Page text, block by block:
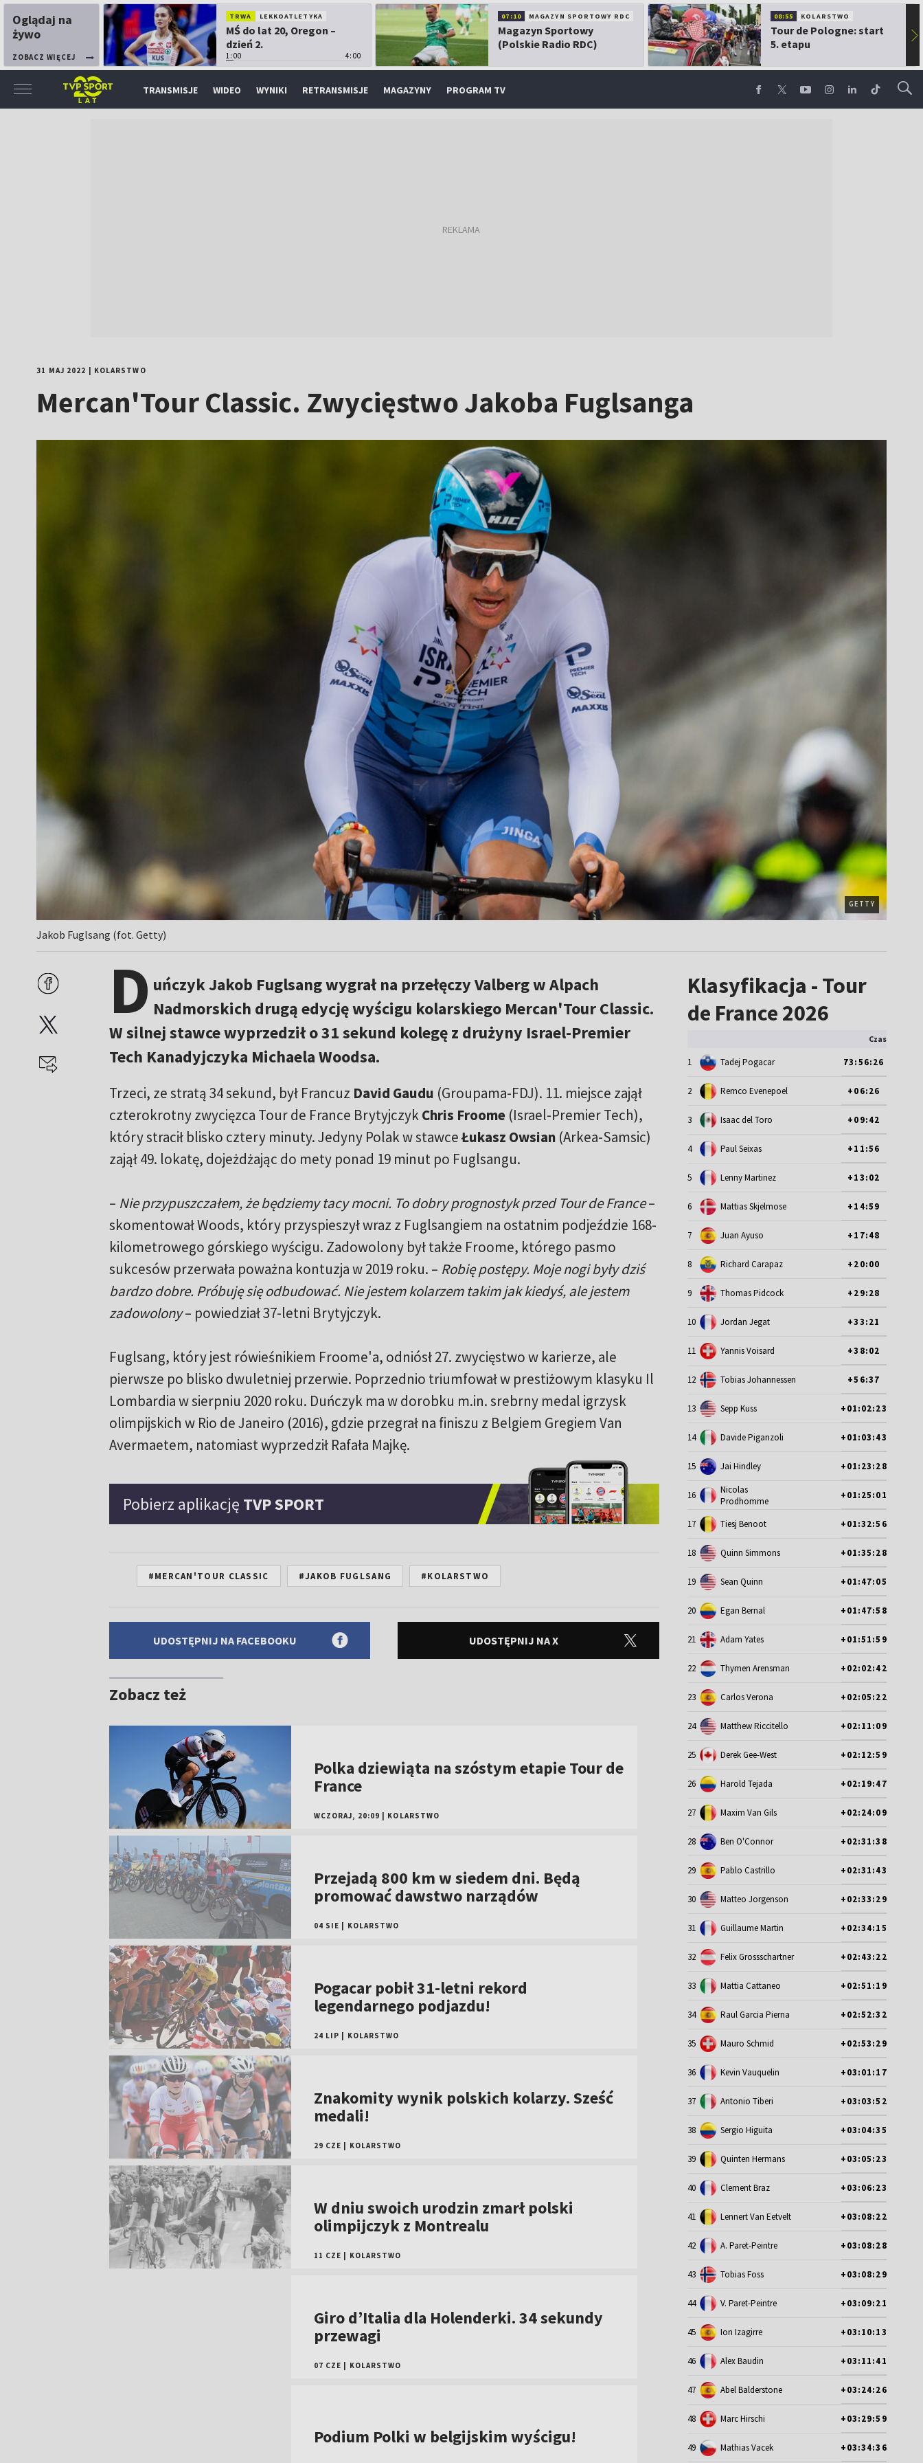
Oglądaj na
żywo
ZOBACZ WIĘCEJ
TRWA LEKKOATLETYKA
MŚ do lat 20, Oregon –
dzień 2.
1:00 4:00
07:10 MAGAZYN SPORTOWY RDC
Magazyn Sportowy
(Polskie Radio RDC)
08:55 KOLARSTWO
Tour de Pologne: start
5. etapu
▶
TRANSMISJE WIDEO WYNIKI RETRANSMISJE MAGAZYNY PROGRAM TV
31 MAJ 2022 KOLARSTWO
Mercan'Tour Classic. Zwycięstwo Jakoba Fuglsanga
GETTY
Jakob Fuglsang (fot. Getty)
D uńczyk Jakob Fuglsang wygrał na przełęczy Valberg w Alpach
Nadmorskich drugą edycję wyścigu kolarskiego Mercan'Tour Classic.
W silnej stawce wyprzedził o 31 sekund kolegę z drużyny Israel-Premier
Tech Kanadyjczyka Michaela Woodsa.
Trzeci, ze stratą 34 sekund, był Francuz David Gaudu (Groupama-FDJ). 11. miejsce zajął
czterokrotny zwycięzca Tour de France BrytyjczykChris Froome(Israel-Premier Tech),
który stracił blisko cztery minuty. Jedyny Polak w stawceŁukasz Owsian(Arkea-Samsic)
zajął 49. lokatę, dojeżdżając do mety ponad 19 minut po Fuglsangu.
– Nie przypuszczałem, że będziemy tacy mocni. To dobry prognostyk przed Tour de France–
skomentował Woods, który przyspieszył wraz z Fuglsangiem na ostatnim podjeździe 168-
kilometrowego górskiego wyścigu. Zadowolony był także Froome, którego pasmo
sukcesów przerwała poważna kontuzja w 2019 roku. – Robię postępy. Moje nogi były dziś
bardzo dobre. Próbuję się odbudować. Nie jestem kolarzem takim jak kiedyś, ale jestem
zadowolony– powiedział 37-letni Brytyjczyk.
Fuglsang, który jest rówieśnikiem Froome'a, odniósł 27. zwycięstwo w karierze, ale
pierwsze po blisko dwuletniej przerwie. Poprzednio triumfował w prestiżowym klasyku Il
Lombardia w sierpniu 2020 roku. Duńczyk ma w dorobku m.in. srebrny medal igrzysk
olimpijskich w Rio de Janeiro (2016), gdzie przegrał na finiszu z Belgiem Gregiem Van
Avermaetem, natomiast wyprzedził Rafała Majkę.
Pobierz aplikację TVP SPORT
#MERCAN'TOUR CLASSIC #JAKOB FUGLSANG #KOLARSTWO
UDOSTĘPNIJ NA FACEBOOKU UDOSTĘPNIJ NA X
Zobacz też
Polka dziewiąta na szóstym etapie Tour de
France
WCZORAJ, 20:09 KOLARSTWO
Przejadą 800 km w siedem dni. Będą
promować dawstwo narządów
04 SIE KOLARSTWO
Pogacar pobił 31-letni rekord
legendarnego podjazdu!
24 LIP KOLARSTWO
Znakomity wynik polskich kolarzy. Sześć
medali!
29 CZE KOLARSTWO
W dniu swoich urodzin zmarł polski
olimpijczyk z Montrealu
11 CZE KOLARSTWO
Giro d’Italia dla Holenderki. 34 sekundy
przewagi
07 CZE KOLARSTWO
Podium Polki w belgijskim wyścigu!
Klasyfikacja - Tour
de France 2026
Czas
1 Tadej Pogacar 73:56:26
2 Remco Evenepoel +06:26
3 Isaac del Toro +09:42
4 Paul Seixas +11:56
5 Lenny Martinez +13:02
6 Mattias Skjelmose +14:59
7 Juan Ayuso +17:48
8 Richard Carapaz +20:00
9 Thomas Pidcock +29:28
10 Jordan Jegat +33:21
11 Yannis Voisard +38:02
12 Tobias Johannessen +56:37
13 Sepp Kuss +01:02:23
14 Davide Piganzoli +01:03:43
15 Jai Hindley +01:23:28
16
Nicolas
Prodhomme
+01:25:01
17 Tiesj Benoot +01:32:56
18 Quinn Simmons +01:35:28
19 Sean Quinn +01:47:05
20 Egan Bernal +01:47:58
21 Adam Yates +01:51:59
22 Thymen Arensman +02:02:42
23 Carlos Verona +02:05:22
24 Matthew Riccitello +02:11:09
25 Derek Gee-West +02:12:59
26 Harold Tejada +02:19:47
27 Maxim Van Gils +02:24:09
28 Ben O'Connor +02:31:38
29 Pablo Castrillo +02:31:43
30 Matteo Jorgenson +02:33:29
31 Guillaume Martin +02:34:15
32 Felix Grossschartner +02:43:22
33 Mattia Cattaneo +02:51:19
34 Raul Garcia Pierna +02:52:32
35 Mauro Schmid +02:53:29
36 Kevin Vauquelin +03:01:17
37 Antonio Tiberi +03:03:52
38 Sergio Higuita +03:04:35
39 Quinten Hermans +03:05:23
40 Clement Braz +03:06:23
41 Lennert Van Eetvelt +03:08:22
42 A. Paret-Peintre +03:08:28
43 Tobias Foss +03:08:29
44 V. Paret-Peintre +03:09:21
45 Ion Izagirre +03:10:13
46 Alex Baudin +03:11:41
47 Abel Balderstone +03:24:26
48 Marc Hirschi +03:29:59
49 Mathias Vacek +03:34:36